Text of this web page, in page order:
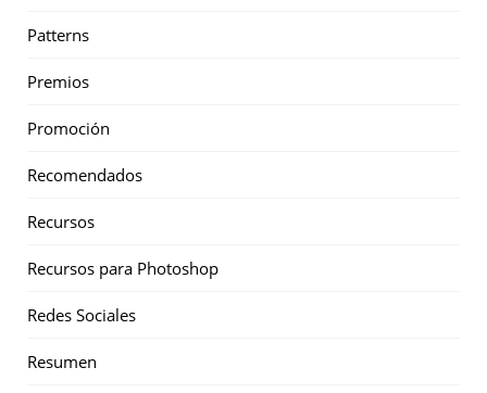
Patterns
Premios
Promoción
Recomendados
Recursos
Recursos para Photoshop
Redes Sociales
Resumen